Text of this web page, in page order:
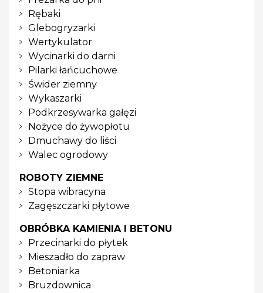
Rębaki
Glebogryzarki
Wertykulator
Wycinarki do darni
Pilarki łańcuchowe
Świder ziemny
Wykaszarki
Podkrzesywarka gałęzi
Nożyce do żywopłotu
Dmuchawy do liści
Walec ogrodowy
ROBOTY ZIEMNE
Stopa wibracyna
Zagęszczarki płytowe
OBRÓBKA KAMIENIA I BETONU
Przecinarki do płytek
Mieszadło do zapraw
Betoniarka
Bruzdownica